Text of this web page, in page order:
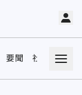
要聞 社會 娛樂